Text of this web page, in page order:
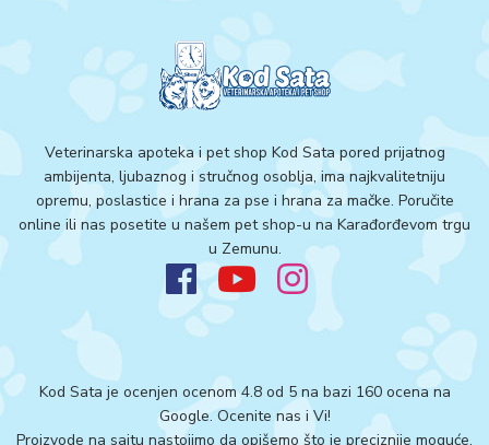
Veterinarska apoteka i pet shop Kod Sata pored prijatnog
ambijenta, ljubaznog i stručnog osoblja, ima najkvalitetniju
opremu, poslastice i hrana za pse i hrana za mačke. Poručite
online ili nas posetite u našem pet shop-u na Karađorđevom trgu
u Zemunu.
Kod Sata je ocenjen ocenom 4.8 od 5 na bazi 160 ocena na
Google.Ocenite nas i Vi!
Proizvode na sajtu nastojimo da opišemo što je preciznije moguće,